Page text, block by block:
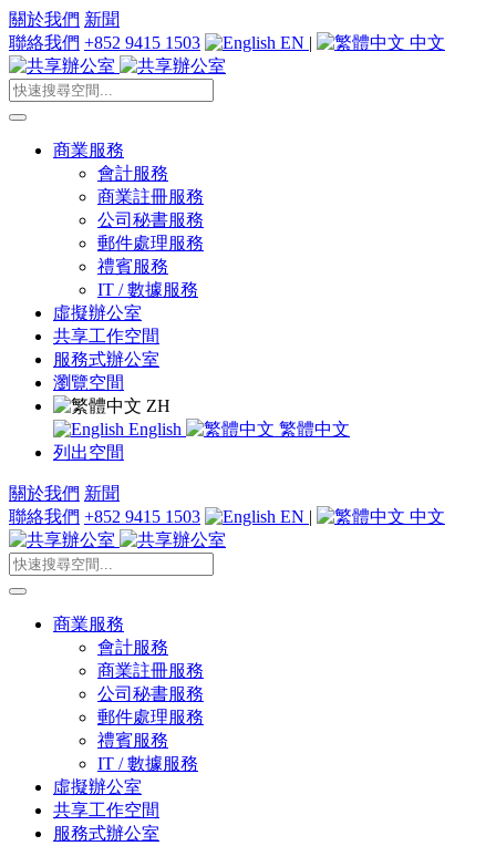
關於我們 新聞
聯絡我們 +852 9415 1503 EN | 中文
商業服務
會計服務
商業註冊服務
公司秘書服務
郵件處理服務
禮賓服務
IT / 數據服務
虛擬辦公室
共享工作空間
服務式辦公室
瀏覽空間
ZH
English
繁體中文
列出空間
關於我們 新聞
聯絡我們 +852 9415 1503 EN | 中文
商業服務
會計服務
商業註冊服務
公司秘書服務
郵件處理服務
禮賓服務
IT / 數據服務
虛擬辦公室
共享工作空間
服務式辦公室